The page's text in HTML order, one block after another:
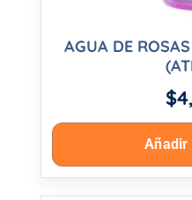
AGUA DE
$
Añadir